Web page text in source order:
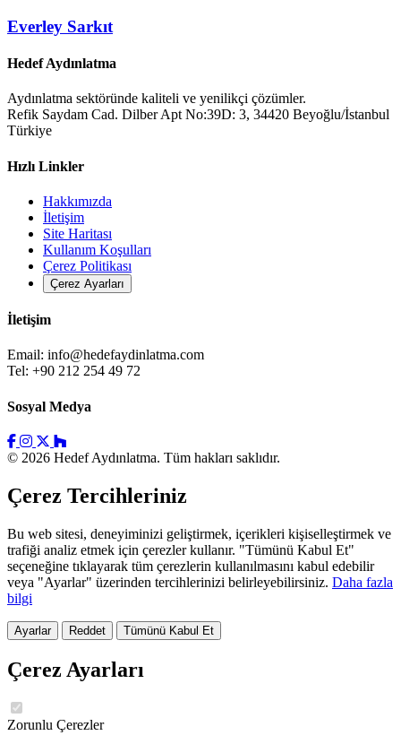
Everley Sarkıt
Hedef Aydınlatma
Aydınlatma sektöründe kaliteli ve yenilikçi çözümler.
Refik Saydam Cad. Dilber Apt No:39D: 3, 34420 Beyoğlu/İstanbul
Türkiye
Hızlı Linkler
Hakkımızda
İletişim
Site Haritası
Kullanım Koşulları
Çerez Politikası
Çerez Ayarları
İletişim
Email: info@hedefaydinlatma.com
Tel: +90 212 254 49 72
Sosyal Medya
© 2026 Hedef Aydınlatma. Tüm hakları saklıdır.
Çerez Tercihleriniz
Bu web sitesi, deneyiminizi geliştirmek, içerikleri kişiselleştirmek ve
trafiği analiz etmek için çerezler kullanır. "Tümünü Kabul Et"
seçeneğine tıklayarak tüm çerezlerin kullanılmasını kabul edebilir
veya "Ayarlar" üzerinden tercihlerinizi belirleyebilirsiniz. Daha fazla
bilgi
Ayarlar Reddet Tümünü Kabul Et
Çerez Ayarları
Zorunlu Çerezler